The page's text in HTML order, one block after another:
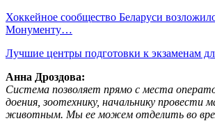
Хоккейное сообщество Беларуси
Монументу…
Лучшие центры подготовки к экзаменам
Анна Дроздова:
Система позволяет прямо с места
доения, зоотехнику, начальнику провести
животным. Мы ее можем отделить во